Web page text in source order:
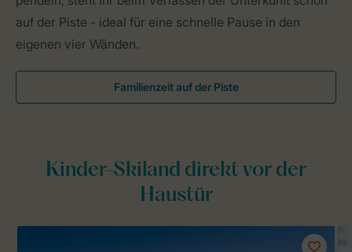
auf der Piste - ideal für eine schnelle Pause in den
eigenen vier Wänden.
Familienzeit auf der Piste